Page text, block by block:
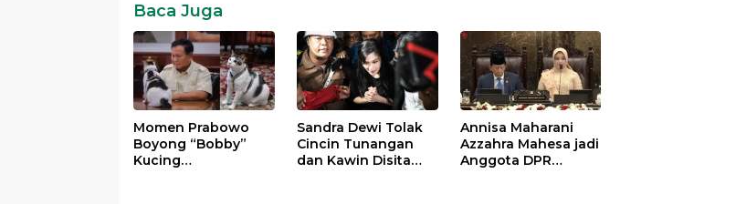
Baca Juga
Momen Prabowo
Boyong “Bobby”
Kucing
Sandra Dewi Tolak
Cincin Tunangan
dan Kawin Disita
Annisa Maharani
Azzahra Mahesa jadi
Anggota DPR